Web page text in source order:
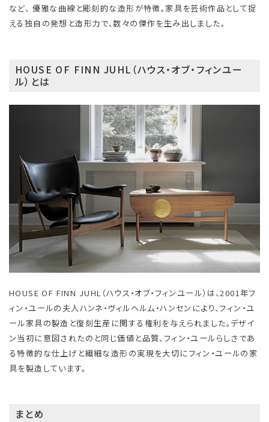
など、 優雅な曲線と彫刻的な造形が特徴。家具を芸術作品として捉
える独自の発想と造形力で、数々の傑作を生み出しました。
HOUSE OF FINN JUHL（ハウス・オブ・フィンユー
ル）とは
HOUSE OF FINN JUHL（ハウス・オブ・フィンユール）は、2001年フ
ィン・ユールの夫人ハンネ・ヴィルヘルム・ハンセンにより、フィン・ユ
ール家具の製造と復刻生産に関する権利を与えられました。デザイ
ン当初に意図されたのと同じ価値と品質、フィン・ユールらしさであ
る特徴的な仕上げと繊細な造形の実現を大切にフィン・ユールの家
具を製造しています。
まとめ